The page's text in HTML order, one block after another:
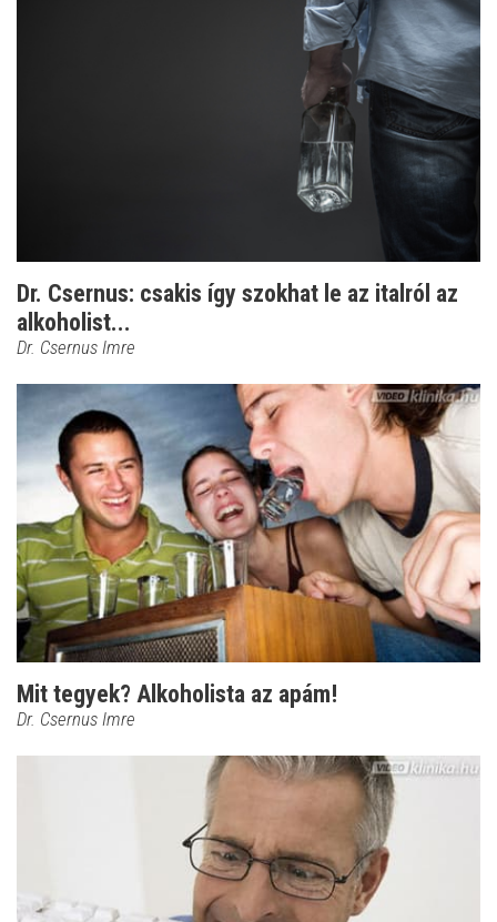
Dr. Csernus: csakis így szokhat le az italról az
alkoholist...
Dr. Csernus Imre
Mit tegyek? Alkoholista az apám!
Dr. Csernus Imre